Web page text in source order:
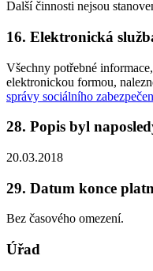
Další činnosti nejsou
16. Elektronická
Všechny potřebné
elektronickou formou,
správy sociálního
28. Popis byl
20.03.2018
29. Datum konce
Bez časového omezení.
Úřad